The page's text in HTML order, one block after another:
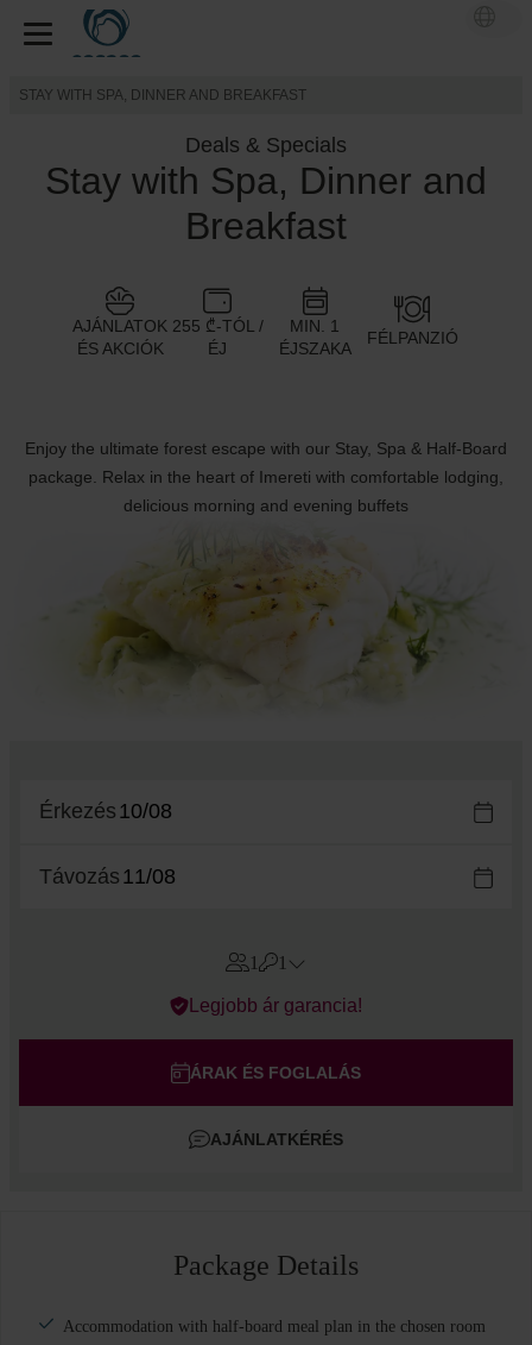
STAY WITH SPA, DINNER AND BREAKFAST
Deals & Specials
Stay with Spa, Dinner and
Breakfast
AJÁNLATOK
ÉS AKCIÓK
255 ₾-TÓL /
ÉJ
MIN. 1
ÉJSZAKA
FÉLPANZIÓ
Enjoy the ultimate forest escape with our Stay, Spa & Half-Board
package. Relax in the heart of Imereti with comfortable lodging,
delicious morning and evening buffets
Érkezés
Távozás
1 1
Errors?
Gyermek
Legjobb ár garancia!
ÁRAK ÉS FOGLALÁS
AJÁNLATKÉRÉS
Package Details
Accommodation with half-board meal plan in the chosen room